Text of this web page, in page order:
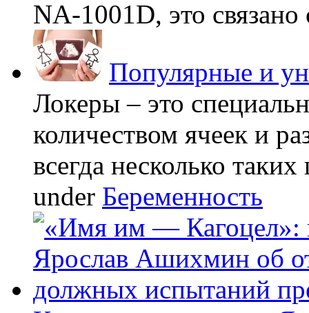
NA-1001D, это связано
Популярные и
Локеры – это
количеством ячеек и
всегда несколько
under Беременность